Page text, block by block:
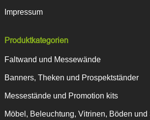
Impressum
Produktkategorien
Faltwand und Messewände
Banners, Theken und Prospektständer
Messestände und Promotion kits
Möbel, Beleuchtung, Vitrinen, Böden und